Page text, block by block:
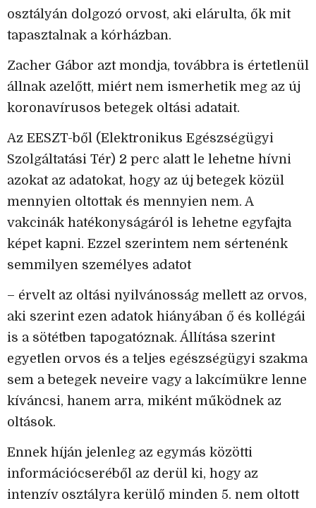
osztályán dolgozó orvost, aki elárulta, ők mit
tapasztalnak a kórházban.
Zacher Gábor azt mondja, továbbra is értetlenül
állnak azelőtt, miért nem ismerhetik meg az új
koronavírusos betegek oltási adatait.
Az EESZT-ből (Elektronikus Egészségügyi
Szolgáltatási Tér) 2 perc alatt le lehetne hívni
azokat az adatokat, hogy az új betegek közül
mennyien oltottak és mennyien nem. A
vakcinák hatékonyságáról is lehetne egyfajta
képet kapni. Ezzel szerintem nem sértenénk
semmilyen személyes adatot
– érvelt az oltási nyilvánosság mellett az orvos,
aki szerint ezen adatok hiányában ő és kollégái
is a sötétben tapogatóznak. Állítása szerint
egyetlen orvos és a teljes egészségügyi szakma
sem a betegek neveire vagy a lakcímükre lenne
kíváncsi, hanem arra, miként működnek az
oltások.
Ennek híján jelenleg az egymás közötti
információcseréből az derül ki, hogy az
intenzív osztályra kerülő minden 5. nem oltott